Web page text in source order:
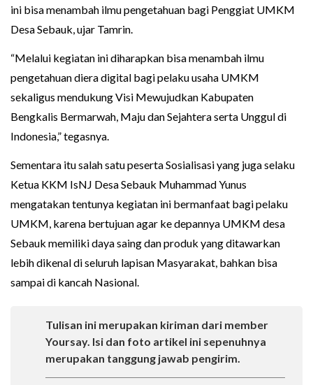
ini bisa menambah ilmu pengetahuan bagi Penggiat UMKM
Desa Sebauk, ujar Tamrin.
“Melalui kegiatan ini diharapkan bisa menambah ilmu
pengetahuan diera digital bagi pelaku usaha UMKM
sekaligus mendukung Visi Mewujudkan Kabupaten
Bengkalis Bermarwah, Maju dan Sejahtera serta Unggul di
Indonesia,” tegasnya.
Sementara itu salah satu peserta Sosialisasi yang juga selaku
Ketua KKM IsNJ Desa Sebauk Muhammad Yunus
mengatakan tentunya kegiatan ini bermanfaat bagi pelaku
UMKM, karena bertujuan agar ke depannya UMKM desa
Sebauk memiliki daya saing dan produk yang ditawarkan
lebih dikenal di seluruh lapisan Masyarakat, bahkan bisa
sampai di kancah Nasional.
Tulisan ini merupakan kiriman dari member
Yoursay. Isi dan foto artikel ini sepenuhnya
merupakan tanggung jawab pengirim.